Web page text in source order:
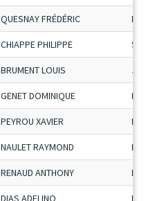
QUESNAY FRÉDÉRIC
CHIAPPE PHILIPPE
BRUMENT LOUIS
GENET DOMINIQUE
PEYROU XAVIER
NAULET RAYMOND
RENAUD ANTHONY
DIAS ADELINO